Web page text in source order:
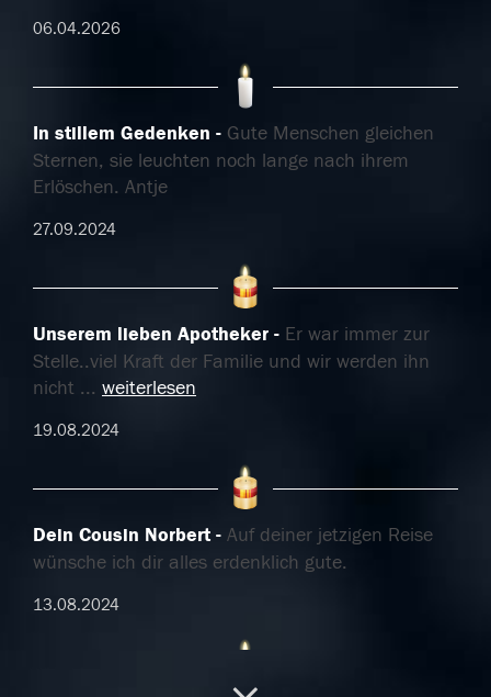
06.04.2026
In stillem Gedenken
Gute Menschen gleichen
Sternen, sie leuchten noch lange nach ihrem
Erlöschen. Antje
27.09.2024
Unserem lieben Apotheker
Er war immer zur
Stelle..viel Kraft der Familie und wir werden ihn
nicht ... weiterlesen
19.08.2024
Dein Cousin Norbert
Auf deiner jetzigen Reise
wünsche ich dir alles erdenklich gute.
13.08.2024